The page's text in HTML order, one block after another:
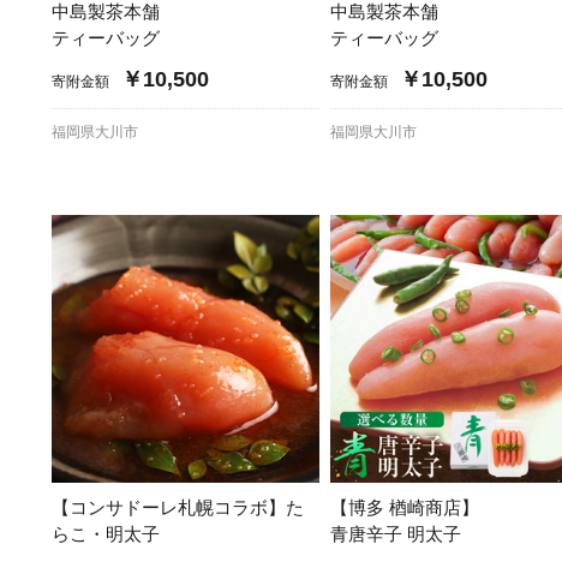
中島製茶本舗
ティーバッグ
寄附金額 ￥10,500
福岡県大川市
中島製茶本舗
ティーバッグ
寄附金額 ￥10,500
福岡県大川市
【コンサドーレ札幌コラボ】た
らこ・明太子
【博多 楢崎商店】
青唐辛子 明太子